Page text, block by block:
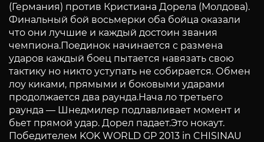
(Германия) против Кристиана Дорела (Молдова).
Финальный бой восьмерки оба бойца оказали
что они лучшие и каждый достоин звания
чемпиона.Поединок начинается с размена
ударов каждый боец пытается навязать свою
тактику но никто уступать не собирается. Обмен
лоу киками, прямыми и боковыми ударами
продолжается два раунда.Нача ло третьего
раунда — Шнедмилер подлавливает момент и
бьет прямой удар. Дорел падает.Это нокаут.
Победителем KOK WORLD GP 2013 in CHISINAU